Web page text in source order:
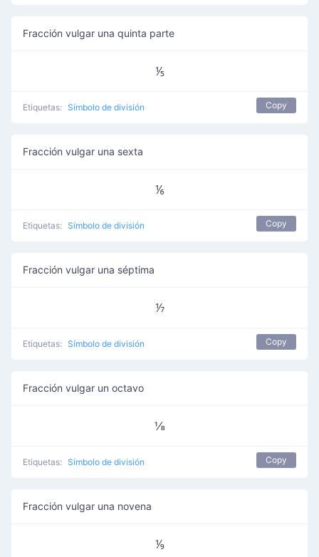
Fracción vulgar una quinta parte
⅕
Etiquetas: Símbolo de división Copy
Fracción vulgar una sexta
⅙
Etiquetas: Símbolo de división Copy
Fracción vulgar una séptima
⅐
Etiquetas: Símbolo de división Copy
Fracción vulgar un octavo
⅛
Etiquetas: Símbolo de división Copy
Fracción vulgar una novena
⅑